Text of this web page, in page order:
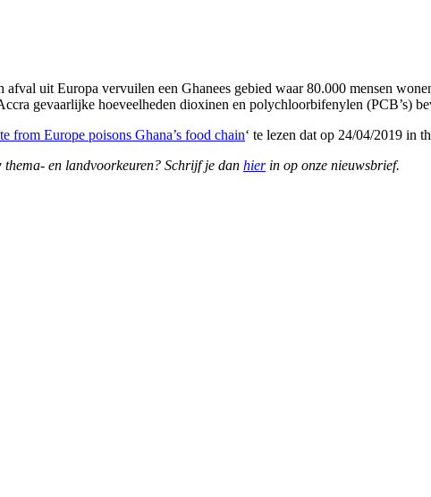
uit Europa vervuilen een Ghanees gebied waar 80.000 mensen
gevaarlijke hoeveelheden dioxinen en polychloorbifenylen (PCB’s)
from Europe poisons Ghana’s food chain‘ te lezen dat op 24/04/2019 in
en landvoorkeuren? Schrijf je dan hierin op onze nieuwsbrief.